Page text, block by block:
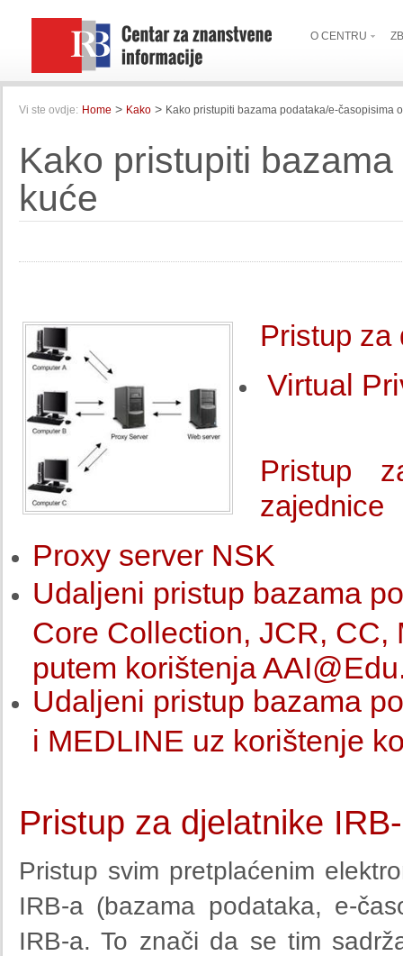
O CENTRU
Vi ste ovdje: Home > Kako > Kako pristupiti bazama podataka/e-časopisima
Kako pristupiti
kuće
Pristup za
Virtual
Pristup
zajednice
Proxy server NSK
Udaljeni pristup bazama
Core Collection, JCR, CC,
putem korištenja
Udaljeni pristup bazama
i MEDLINE uz korištenje
Pristup za djelatnike
Pristup svim pretplaćenim
IRB-a (bazama podataka, e-
IRB-a. To znači da se tim